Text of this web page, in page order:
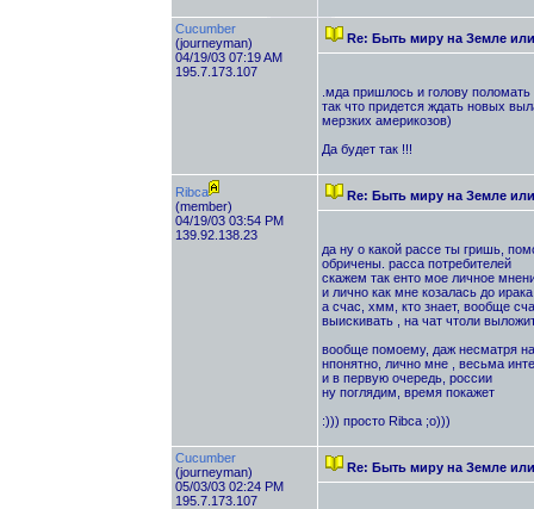
Cucumber
(journeyman)
04/19/03 07:19 AM
195.7.173.107
Re: Быть миру на Земле
.мда пришлось и голову
так что придется ждать новых
мерзких америкозов)
Да будет так !!!
Ribca
(member)
04/19/03 03:54 PM
139.92.138.23
Re: Быть миру на Земле
да ну о какой рассе ты гришь,
обричены. расса потребителей
скажем так енто мое личное
и лично как мне козалась до
а счас, хмм, кто знает, вообще
выискивать , на чат чтоли
вообще помоему, даж несматря
нпонятно, лично мне , весьма
и в первую очередь, россии
ну поглядим, время покажет
:))) просто Ribca ;о)))
Cucumber
(journeyman)
05/03/03 02:24 PM
195.7.173.107
Re: Быть миру на Земле